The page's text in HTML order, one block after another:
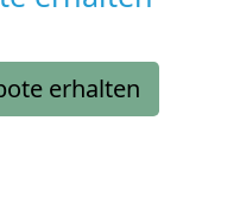
erhalten